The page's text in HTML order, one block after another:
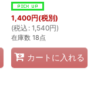
1,400円(税別)
(税込 : 1,540円)
在庫数 18点
カートに入れる